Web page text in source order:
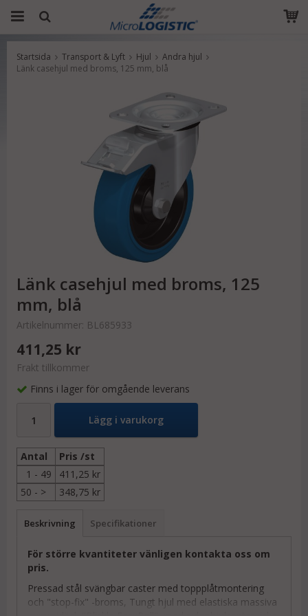
Produkten har blivit tillagd i varukorgen
Startsida Transport & Lyft Hjul
Andra hjul
Länk casehjul med broms, 125 mm, blå
Länk casehjul med broms, 125
mm, blå
Artikelnummer: BL685933
411,25 kr
Frakt tillkommer
Finns i lager för omgående leverans
Lägg i varukorg
Antal
Pris /st
1 - 49
411,25 kr
50 - > 348,75 kr
Beskrivning Specifikationer
För större kvantiteter vänligen kontakta oss om
pris.
Pressad stål svängbar caster med toppplåtmontering
och "stop-fix" -broms, Tungt hjul med elastiska massiva